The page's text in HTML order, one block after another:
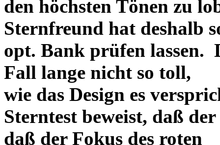
den höchsten Tönen zu
Sternfreund hat deshalb
opt. Bank prüfen lassen.
Fall lange nicht so toll,
wie das Design es
Sterntest beweist, daß
daß der Fokus des roten